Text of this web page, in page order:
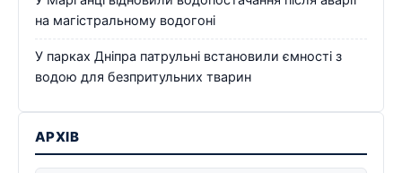
на магістральному водогоні
У парках Дніпра патрульні встановили ємності з
водою для безпритульних тварин
АРХІВ